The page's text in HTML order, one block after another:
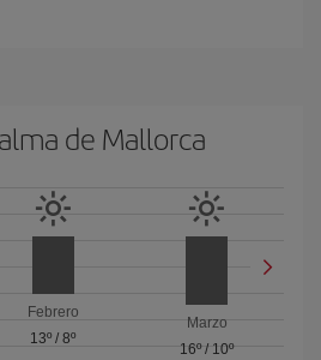
de Mallorca
Febrero
13º / 8º
Marzo
16º/ 10º